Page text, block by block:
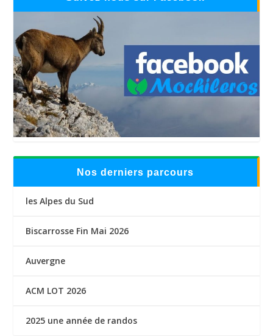
Nos derniers parcours
les Alpes du Sud
Biscarrosse Fin Mai 2026
Auvergne
ACM LOT 2026
2025 une année de randos